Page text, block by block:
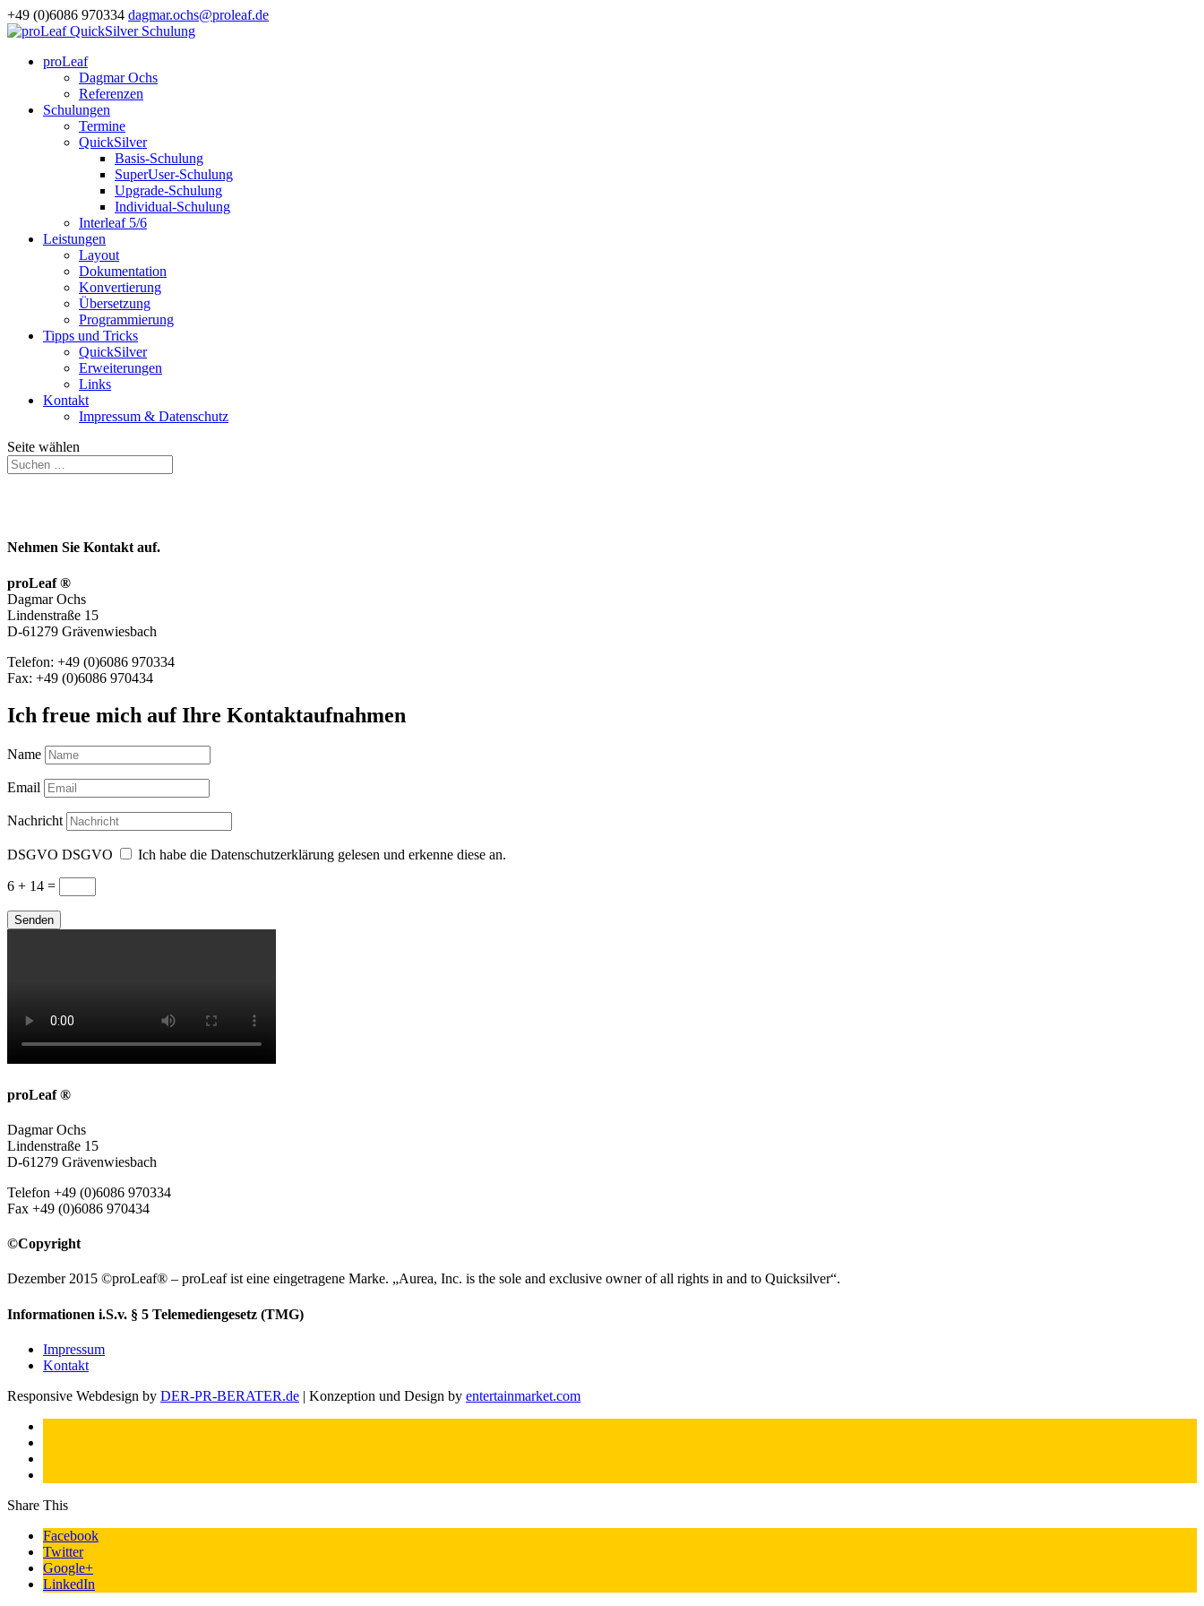
+49 (0)6086 970334 dagmar.ochs@proleaf.de
proLeaf
Dagmar Ochs
Referenzen
Schulungen
Termine
QuickSilver
Basis-Schulung
SuperUser-Schulung
Upgrade-Schulung
Individual-Schulung
Interleaf 5/6
Leistungen
Layout
Dokumentation
Konvertierung
Übersetzung
Programmierung
Tipps und Tricks
QuickSilver
Erweiterungen
Links
Kontakt
Impressum & Datenschutz
Seite wählen
Nehmen Sie Kontakt auf.
proLeaf ®
Dagmar Ochs
Lindenstraße 15
D-61279 Grävenwiesbach
Telefon: +49 (0)6086 970334
Fax: +49 (0)6086 970434
Ich freue mich auf Ihre Kontaktaufnahmen
Name
Email
Nachricht
DSGVO DSGVO Ich habe die Datenschutzerklärung gelesen und erkenne diese an.
6 + 14 =
Senden
proLeaf ®
Dagmar Ochs
Lindenstraße 15
D-61279 Grävenwiesbach
Telefon +49 (0)6086 970334
Fax +49 (0)6086 970434
©Copyright
Dezember 2015 ©proLeaf® – proLeaf ist eine eingetragene Marke. „Aurea, Inc. is the sole and exclusive owner of all rights in and to Quicksilver“.
Informationen i.S.v. § 5 Telemediengesetz (TMG)
Impressum
Kontakt
Responsive Webdesign by DER-PR-BERATER.de | Konzeption und Design by entertainmarket.com
Share This
Facebook
Twitter
Google+
LinkedIn